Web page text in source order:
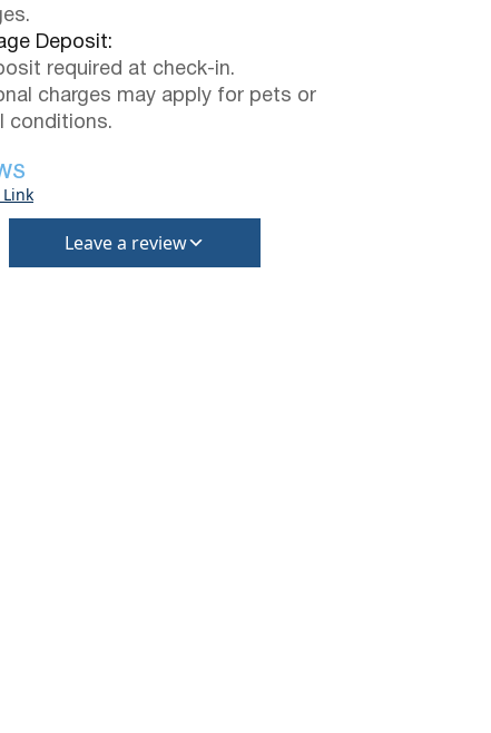
Deposit:
required at check-in.
charges may apply for pets or
conditions.
Link
Leave a review